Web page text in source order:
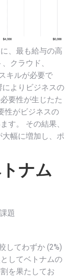
、最も給与の高
クラウド、
キルが必要で
よりビジネスの
要性が生じたた
性がビジネスの
す。 その結果、
幅に増加し、ポ
ナム
題
してわずか (2%)
してベトナムの
を果たしてお